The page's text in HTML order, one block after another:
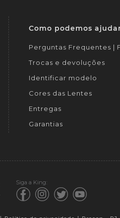
Como podemos
Perguntas Frequentes |
Trocas e devoluções
Identificar modelo
Cores das Lentes
Entregas
Garantias
Siga a King: